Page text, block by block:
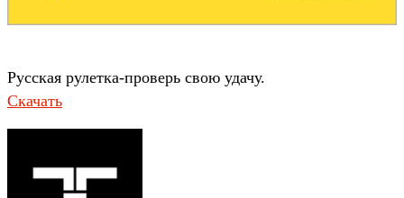
Русская рулетка-проверь свою удачу.
Скачать